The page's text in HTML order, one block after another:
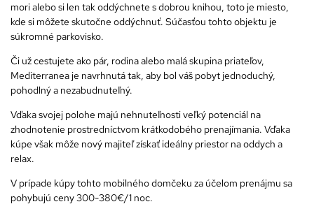
mori alebo si len tak oddýchnete s dobrou knihou, toto je miesto,
kde si môžete skutočne oddýchnuť. Súčasťou tohto objektu je
súkromné ​​parkovisko.
Či už cestujete ako pár, rodina alebo malá skupina priateľov,
Mediterranea je navrhnutá tak, aby bol váš pobyt jednoduchý,
pohodlný a nezabudnuteľný.
Vďaka svojej polohe majú nehnuteľnosti veľký potenciál na
zhodnotenie prostredníctvom krátkodobého prenajímania. Vďaka
kúpe však môže nový majiteľ získať ideálny priestor na oddych a
relax.
V prípade kúpy tohto mobilného domčeku za účelom prenájmu sa
pohybujú ceny 300-380€/1 noc.